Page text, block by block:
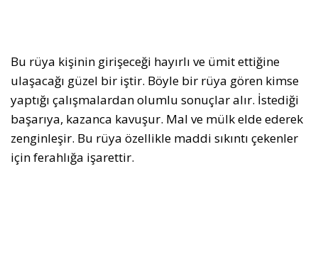
Bu rüya kişinin girişeceği hayırlı ve ümit ettiğine
ulaşacağı güzel bir iştir. Böyle bir rüya gören kimse
yaptığı çalışmalardan olumlu sonuçlar alır. İstediği
başarıya, kazanca kavuşur. Mal ve mülk elde ederek
zenginleşir. Bu rüya özellikle maddi sıkıntı çekenler
için ferahlığa işarettir.